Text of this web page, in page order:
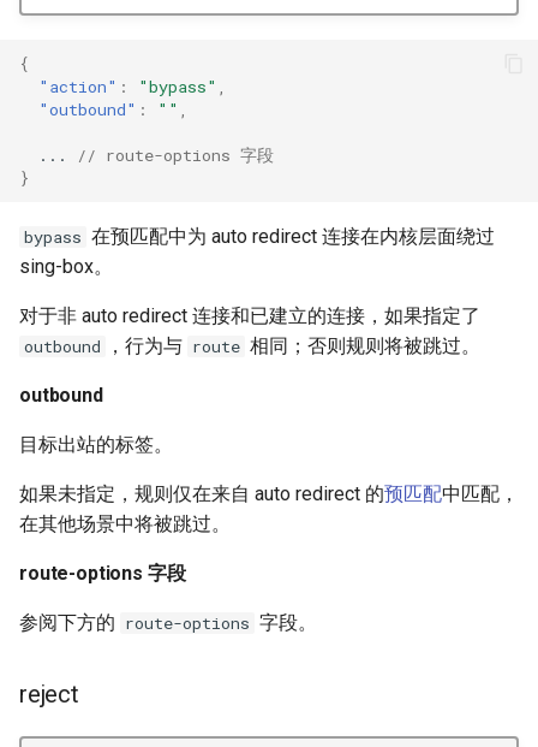
tls_spoof
tls_spoof_method
timeout
resolve
strategy
disable_cache
rewrite_ttl
{
"action" : "bypass" ,
"outbound" : "" ,
...
// route-options 字段
}
bypass 在预匹配中为 auto redirect 连接在内核层面绕过
sing-box。
对于非 auto redirect 连接和已建立的连接，如果指定了
outbound ，行为与 route 相同；否则规则将被跳过。
outbound
目标出站的标签。
如果未指定，规则仅在来自 auto redirect 的预匹配中匹配，
在其他场景中将被跳过。
route-options 字段
参阅下方的 route-options 字段。
reject